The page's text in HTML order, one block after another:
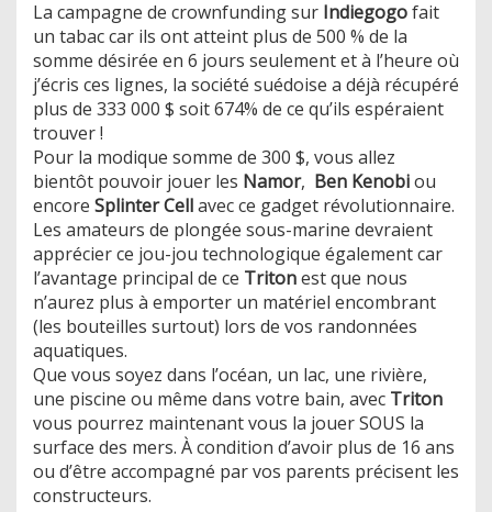
La campagne de crownfunding sur Indiegogofait
un tabac car ils ont atteint plus de 500 % de la
somme désirée en 6 jours seulement et à l’heure où
j’écris ces lignes, la société suédoise a déjà récupéré
plus de 333 000 $ soit 674% de ce qu’ils espéraient
trouver !
Pour la modique somme de 300 $, vous allez
bientôt pouvoir jouer les Namor, Ben Kenobiou
encore Splinter Cellavec ce gadget révolutionnaire.
Les amateurs de plongée sous-marine devraient
apprécier ce jou-jou technologique également car
l’avantage principal de ce Tritonest que nous
n’aurez plus à emporter un matériel encombrant
(les bouteilles surtout) lors de vos randonnées
aquatiques.
Que vous soyez dans l’océan, un lac, une rivière,
une piscine ou même dans votre bain, avec Triton
vous pourrez maintenant vous la jouer SOUS la
surface des mers. À condition d’avoir plus de 16 ans
ou d’être accompagné par vos parents précisent les
constructeurs.